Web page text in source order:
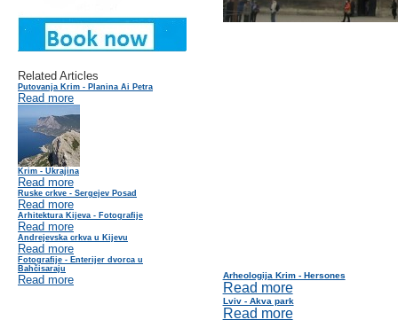
Related Articles
Putovanja Krim - Planina Ai Petra
Read more
Krim - Ukrajina
Read more
Ruske crkve - Sergejev Posad
Read more
Arhitektura Kijeva - Fotografije
Read more
Andrejevska crkva u Kijevu
Read more
Fotografije - Enterijer dvorca u
Bahčisaraju
Read more Arheologija Krim - Hersones
Read more
Lviv - Akva park
Read more